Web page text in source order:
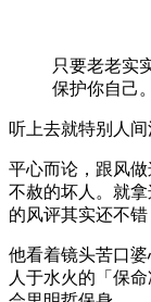
只要老老实
保护你自己。
听上去就特别人间
平心而论，跟风
不赦的坏人。就
的风评其实还不错
他看着镜头苦口
人于水火的「保